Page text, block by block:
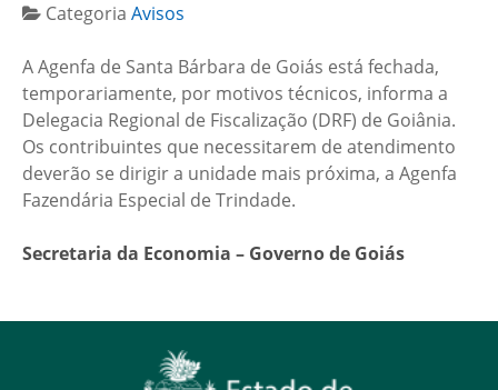
Categoria Avisos
A Agenfa de Santa Bárbara de Goiás está fechada,
temporariamente, por motivos técnicos, informa a
Delegacia Regional de Fiscalização (DRF) de Goiânia.
Os contribuintes que necessitarem de atendimento
deverão se dirigir a unidade mais próxima, a Agenfa
Fazendária Especial de Trindade.
Secretaria da Economia – Governo de Goiás